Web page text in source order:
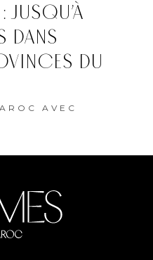
JUSQU’À
DANS
DU
AVEC